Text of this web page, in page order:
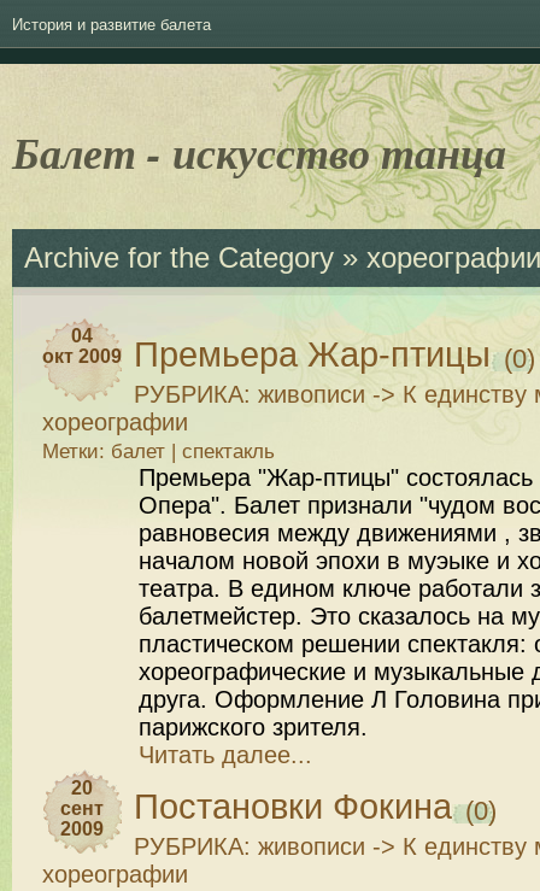
История и развитие балета
Балет - искусство танца
Archive for the Category »
04
окт 2009
Премьера Жар-птицы (0)
РУБРИКА: живописи -> К единству
хореографии
Метки: балет | спектакль
Премьера "Жар-птицы" состоялась
Опера". Балет признали "чудом
равновесия между движениями ,
началом новой эпохи в муэыке и
театра. В едином ключе работали
балетмейстер. Это сказалось на
пластическом решении спектакля:
хореографические и музыкальные
друга. Оформление Л Головина
парижского зрителя.
Читать далее...
20
сент
2009
Постановки Фокина (0)
РУБРИКА: живописи -> К единству
хореографии